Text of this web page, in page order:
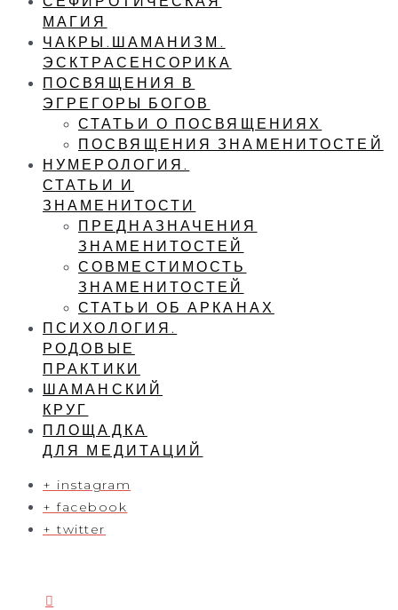
МАГИЯ
ЧАКРЫ.ШАМАНИЗМ.
ЭСКТРАСЕНСОРИКА
ПОСВЯЩЕНИЯ В
ЭГРЕГОРЫ БОГОВ
СТАТЬИ О ПОСВЯЩЕНИЯХ
ПОСВЯЩЕНИЯ ЗНАМЕНИТОСТЕЙ
НУМЕРОЛОГИЯ.
СТАТЬИ И
ЗНАМЕНИТОСТИ
ПРЕДНАЗНАЧЕНИЯ
ЗНАМЕНИТОСТЕЙ
СОВМЕСТИМОСТЬ
ЗНАМЕНИТОСТЕЙ
СТАТЬИ ОБ АРКАНАХ
ПСИХОЛОГИЯ.
РОДОВЫЕ
ПРАКТИКИ
ШАМАНСКИЙ
КРУГ
ПЛОЩАДКА
ДЛЯ МЕДИТАЦИЙ
+ instagram
+ facebook
+ twitter